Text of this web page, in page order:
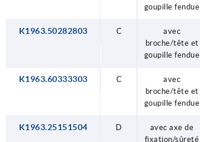
goupille fendue
K1963.50282803 C
avec
broche/tête et
goupille fendue
K1963.60333303 C
avec
broche/tête et
goupille fendue
K1963.25151504 D
avec axe de
fixation/sûreté